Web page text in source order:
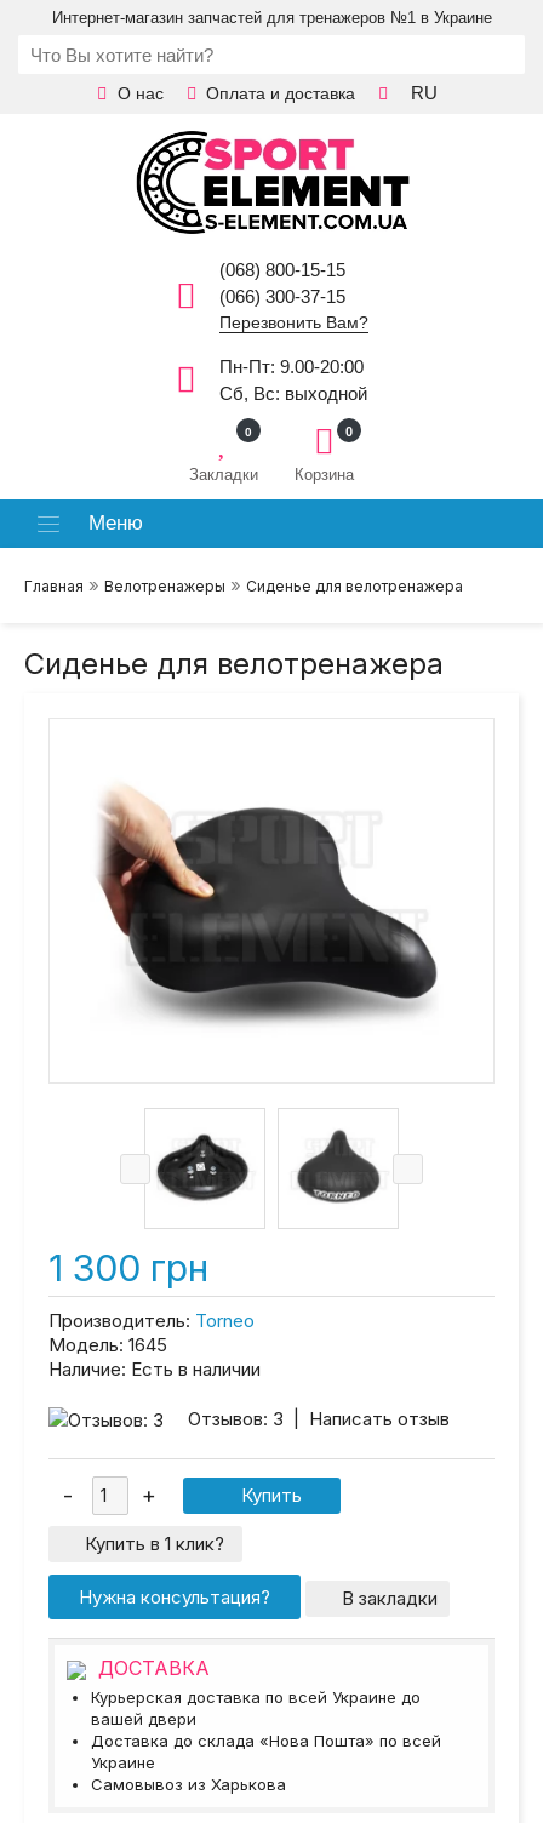
Интернет-магазин запчастей для тренажеров №1 в Украине
О нас Оплата и доставка RU
(068) 800-15-15
(066) 300-37-15
Перезвонить Вам?
Пн-Пт: 9.00-20:00
Сб, Вс: выходной
Закладки
0
Корзина
0
Меню
Главная » Велотренажеры » Сиденье для велотренажера
Сиденье для велотренажера
1 300 грн
Производитель: Torneo
Модель: 1645
Наличие: Есть в наличии
Отзывов: 3 Написать отзыв
Купить в 1 клик?
Нужна консультация? В закладки
ДОСТАВКА
Курьерская доставка по всей Украине до
вашей двери
Доставка до склада «Нова Пошта» по всей
Украине
Самовывоз из Харькова